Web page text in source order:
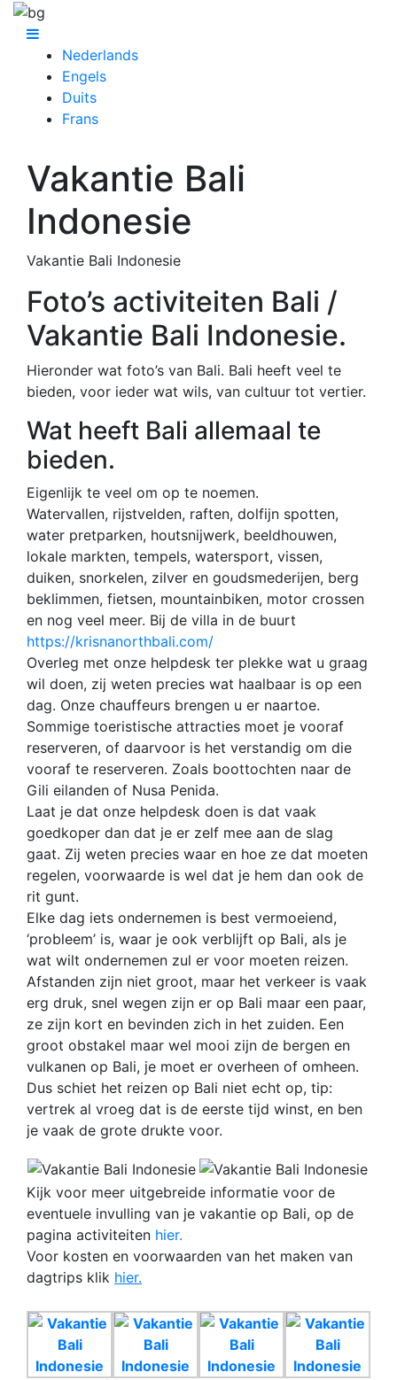
Nederlands
Engels
Duits
Frans
Vakantie Bali
Indonesie
Vakantie Bali Indonesie
Foto’s activiteiten Bali /
Vakantie Bali Indonesie.
Hieronder wat foto’s van Bali. Bali heeft veel te
bieden, voor ieder wat wils, van cultuur tot vertier.
Wat heeft Bali allemaal te
bieden.
Eigenlijk te veel om op te noemen.
Watervallen, rijstvelden, raften, dolfijn spotten,
water pretparken, houtsnijwerk, beeldhouwen,
lokale markten, tempels, watersport, vissen,
duiken, snorkelen, zilver en goudsmederijen, berg
beklimmen, fietsen, mountainbiken, motor crossen
en nog veel meer. Bij de villa in de buurt
https://krisnanorthbali.com/
Overleg met onze helpdesk ter plekke wat u graag
wil doen, zij weten precies wat haalbaar is op een
dag. Onze chauffeurs brengen u er naartoe.
Sommige toeristische attracties moet je vooraf
reserveren, of daarvoor is het verstandig om die
vooraf te reserveren. Zoals boottochten naar de
Gili eilanden of Nusa Penida.
Laat je dat onze helpdesk doen is dat vaak
goedkoper dan dat je er zelf mee aan de slag
gaat. Zij weten precies waar en hoe ze dat moeten
regelen, voorwaarde is wel dat je hem dan ook de
rit gunt.
Elke dag iets ondernemen is best vermoeiend,
‘probleem’ is, waar je ook verblijft op Bali, als je
wat wilt ondernemen zul er voor moeten reizen.
Afstanden zijn niet groot, maar het verkeer is vaak
erg druk, snel wegen zijn er op Bali maar een paar,
ze zijn kort en bevinden zich in het zuiden. Een
groot obstakel maar wel mooi zijn de bergen en
vulkanen op Bali, je moet er overheen of omheen.
Dus schiet het reizen op Bali niet echt op, tip:
vertrek al vroeg dat is de eerste tijd winst, en ben
je vaak de grote drukte voor.
Kijk voor meer uitgebreide informatie voor de
eventuele invulling van je vakantie op Bali, op de
pagina activiteiten hier.
Voor kosten en voorwaarden van het maken van
dagtrips klik hier.